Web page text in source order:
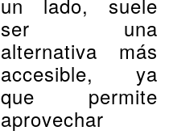
ser una
alternativa más
accesible, ya
que permite
aprovechar